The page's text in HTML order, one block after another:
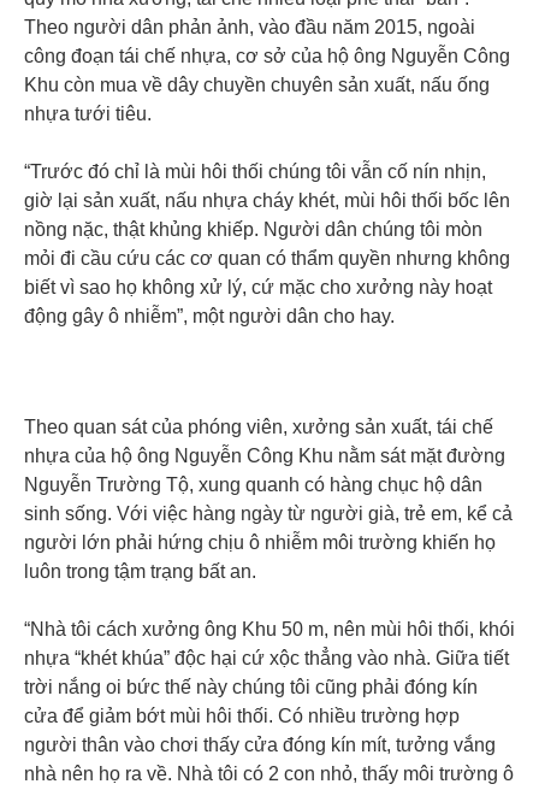
Theo người dân phản ảnh, vào đầu năm 2015, ngoài
công đoạn tái chế nhựa, cơ sở của hộ ông Nguyễn Công
Khu còn mua về dây chuyền chuyên sản xuất, nấu ống
nhựa tưới tiêu.
“Trước đó chỉ là mùi hôi thối chúng tôi vẫn cố nín nhịn,
giờ lại sản xuất, nấu nhựa cháy khét, mùi hôi thối bốc lên
nồng nặc, thật khủng khiếp. Người dân chúng tôi mòn
mỏi đi cầu cứu các cơ quan có thẩm quyền nhưng không
biết vì sao họ không xử lý, cứ mặc cho xưởng này hoạt
động gây ô nhiễm”, một người dân cho hay.
Theo quan sát của phóng viên, xưởng sản xuất, tái chế
nhựa của hộ ông Nguyễn Công Khu nằm sát mặt đường
Nguyễn Trường Tộ, xung quanh có hàng chục hộ dân
sinh sống. Với việc hàng ngày từ người già, trẻ em, kể cả
người lớn phải hứng chịu ô nhiễm môi trường khiến họ
luôn trong tậm trạng bất an.
“Nhà tôi cách xưởng ông Khu 50 m, nên mùi hôi thối, khói
nhựa “khét khúa” độc hại cứ xộc thẳng vào nhà. Giữa tiết
trời nắng oi bức thế này chúng tôi cũng phải đóng kín
cửa để giảm bớt mùi hôi thối. Có nhiều trường hợp
người thân vào chơi thấy cửa đóng kín mít, tưởng vắng
nhà nên họ ra về. Nhà tôi có 2 con nhỏ, thấy môi trường ô